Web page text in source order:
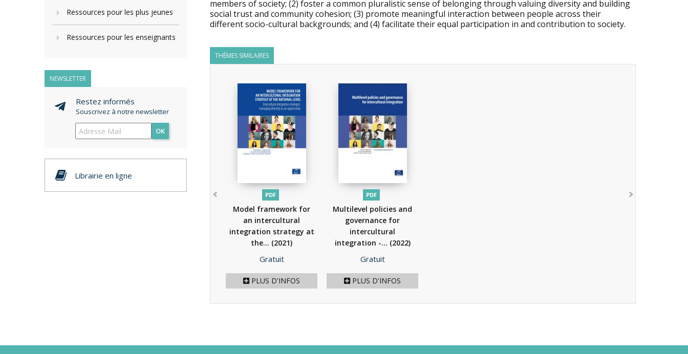
Ressources pour les plus jeunes
Ressources pour les enseignants
NEWSLETTER
Restez informés
Souscrivez à notre newsletter
OK
Librairie en ligne
members of society; (2) foster a common pluralistic sense of belonging through valuing diversity and building
social trust and community cohesion; (3) promote meaningful interaction between people across their
different socio-cultural backgrounds; and (4) facilitate their equal participation in and contribution to society.
THÈMES SIMILAIRES
PDF
Model framework for
an intercultural
integration strategy at
the... (2021)
Prix
Gratuit
PLUS D'INFOS
PDF
Multilevel policies and
governance for
intercultural
integration -... (2022)
Prix
Gratuit
PLUS D'INFOS